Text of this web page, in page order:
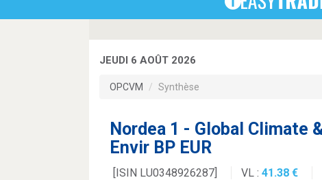
JEUDI 6 AOÛT 2026
OPCVM Synthèse
Nordea 1 - Global Climate
Envir BP EUR
[ISIN LU0348926287] VL : 41.38